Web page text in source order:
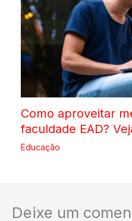
Como aproveitar
faculdade EAD?
Educação
Deixe um